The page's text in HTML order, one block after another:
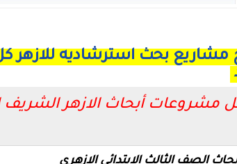
بحث استرشاديه للازهر
مشروعات أبحاث الازهر الشريف
الصف الثالث الابتدائي الازهرى